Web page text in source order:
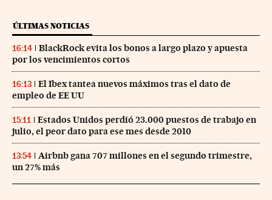
ÚLTIMAS NOTICIAS
16:14
BlackRock evita los bonos a largo plazo y apuesta
por los vencimientos cortos
16:13
El Ibex tantea nuevos máximos tras el dato de
empleo de EE UU
15:11
Estados Unidos perdió 23.000 puestos de trabajo en
julio, el peor dato para ese mes desde 2010
13:54
Airbnb gana 707 millones en el segundo trimestre,
un 27% más